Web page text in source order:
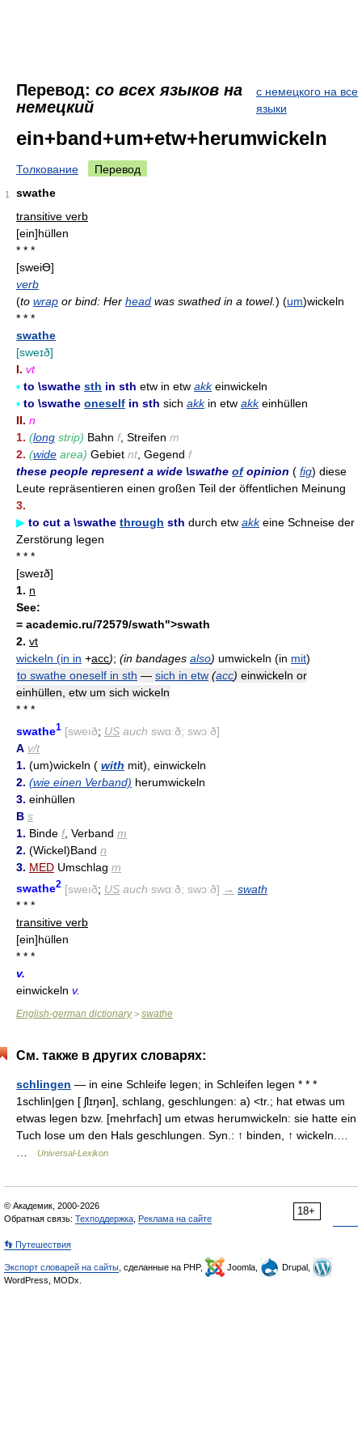
Перевод: со всех языков на
немецкий
с немецкого на все
языки
ein+band+um+etw+herumwickeln
Толкование Перевод
1
swathe
transitive verb
[ein]hüllen
* * *
[sweiƟ]
verb
(to wrap or bind: Her head was swathed in a towel.) (um)wickeln
* * *
swathe
[sweɪð]
I. vt
▪ to \swathe sth in sth etw in etw akkeinwickeln
▪ to \swathe oneself in sth sich akkin etw akkeinhüllen
II. n
1. (long strip) Bahn f, Streifen m
2. (wide area) Gebiet nt , Gegend f
these people represent a wide \swathe ofopinion ( fig) diese
Leute repräsentieren einen großen Teil der öffentlichen Meinung
3.
▶ to cut a \swathe through sth durch etw akkeine Schneise der
Zerstörung legen
* * *
[sweɪð]
1. n
See:
= academic.ru/72579/swath">swath
2. vt
wickeln (in in +acc); (in bandages also) umwickeln (in mit)
to swathe oneself in sth — sich in etw (acc) einwickeln or
einhüllen, etw um sich wickeln
* * *
swathe1 [sweıð; US auch swɑːð; swɔːð]
A v/t
1. (um)wickeln ( with mit), einwickeln
2. (wie einen Verband) herumwickeln
3. einhüllen
B s
1. Binde f, Verband m
2. (Wickel)Band n
3. MED Umschlag m
swathe2 [sweıð; US auch swɑːð; swɔːð] → swath
* * *
transitive verb
[ein]hüllen
* * *
v.
einwickeln v.
English-german dictionary> swathe
См. также в других словарях:
schlingen — in eine Schleife legen; in Schleifen legen * * *
1schlin|gen [ ʃlɪŋən], schlang, geschlungen: a) <tr.; hat etwas um
etwas legen bzw. [mehrfach] um etwas herumwickeln: sie hatte ein
Tuch lose um den Hals geschlungen. Syn.: ↑ binden, ↑ wickeln.…
…
Universal-Lexikon
18+
© Академик, 2000-2026
Обратная связь: Техподдержка Реклама на сайте
👣 Путешествия
Экспорт словарей на сайты , сделанные на PHP, Joomla,
Drupal,
WordPress, MODx.